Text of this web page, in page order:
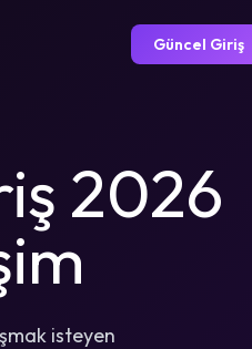
Güncel Giriş
2026
isteyen